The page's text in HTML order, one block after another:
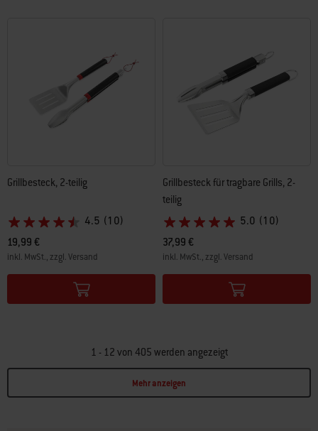
Grillbesteck, 2-teilig
4.5 (10)
19,99 €
inkl. MwSt., zzgl. Versand
Color Options
Grillbesteck für tragbare Grills, 2-
teilig
5.0 (10)
37,99 €
inkl. MwSt., zzgl. Versand
Color Options
1 - 12 von 405 werden angezeigt
Mehr anzeigen